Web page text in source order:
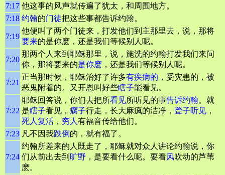
7:17 他这事的风声就传遍了犹太，和周围地方。
7:18 约翰的门徒把这些事都告诉约翰。
7:19
他便叫了两个门徒来，打发他们到主那里去，说，那将
要来的是你麽，还是我们等候别人呢。
7:20
那两个人来到耶稣那里，说，施洗的约翰打发我们来问
你，那将要来的是你麽 ，还是我们等候别人呢。
7:21
正当那时候，耶稣治好了许多有疾病的 ，受灾患的，被
恶鬼附着的。又开恩叫好些瞎子能看见。
7:22
耶稣回答说，你们去把所看见所听见的事告诉约翰。就
是瞎子看见， 瘸子行走，长大麻疯的洁净， 聋子听见 ，
死人复活 ， 穷人 有福音传给他们。
7:23 凡不因我跌倒 的，就有福了。
7:24
约翰所差来的人既走了，耶稣就对众人讲论约翰说，你
们从前出去到 旷野 ，是要看什么呢。要看风吹动的芦苇
麽。